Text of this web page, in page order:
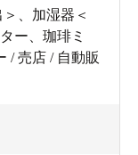
、加湿器＜
ー、珈琲ミ
/ 売店 / 自動販